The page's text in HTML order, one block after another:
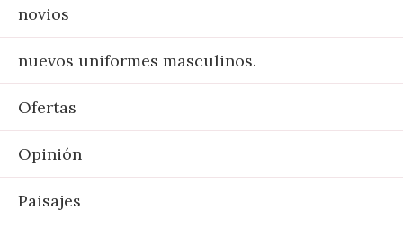
novios
nuevos uniformes masculinos.
Ofertas
Opinión
Paisajes